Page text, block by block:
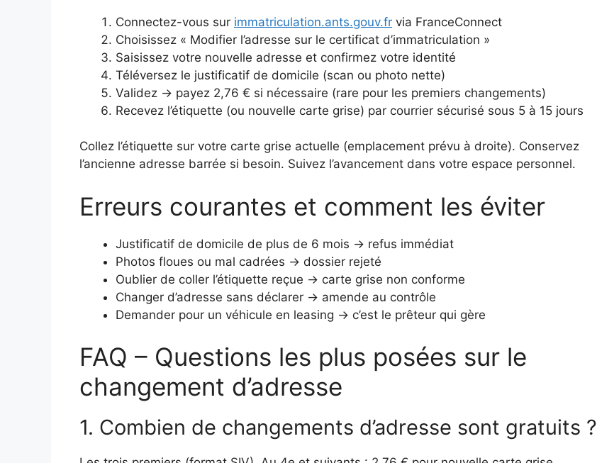
Connectez-vous sur immatriculation.ants.gouv.fr via FranceConnect
Choisissez « Modifier l’adresse sur le certificat d’immatriculation »
Saisissez votre nouvelle adresse et confirmez votre identité
Téléversez le justificatif de domicile (scan ou photo nette)
Validez → payez 2,76 € si nécessaire (rare pour les premiers changements)
Recevez l’étiquette (ou nouvelle carte grise) par courrier sécurisé sous 5 à 15 jours
Collez l’étiquette sur votre carte grise actuelle (emplacement prévu à droite). Conservez
l’ancienne adresse barrée si besoin. Suivez l’avancement dans votre espace personnel.
Erreurs courantes et comment les éviter
Justificatif de domicile de plus de 6 mois → refus immédiat
Photos floues ou mal cadrées → dossier rejeté
Oublier de coller l’étiquette reçue → carte grise non conforme
Changer d’adresse sans déclarer → amende au contrôle
Demander pour un véhicule en leasing → c’est le prêteur qui gère
FAQ – Questions les plus posées sur le
changement d’adresse
1. Combien de changements d’adresse sont gratuits ?